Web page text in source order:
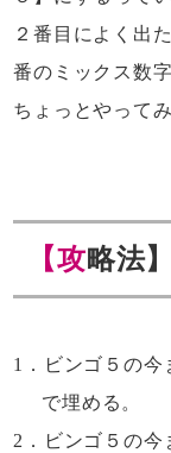
２番目によく出
番のミックス数
ちょっとやって
【攻略法】
ビンゴ５の
で埋める。
ビンゴ５の